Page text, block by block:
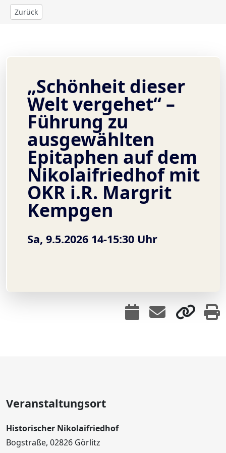
Zurück
„Schönheit dieser
Welt vergehet“ –
Führung zu
ausgewählten
Epitaphen auf dem
Nikolaifriedhof mit
OKR i.R. Margrit
Kempgen
Sa, 9.5.2026 14-15:30 Uhr
Veranstaltungsort
Historischer Nikolaifriedhof
Bogstraße, 02826 Görlitz